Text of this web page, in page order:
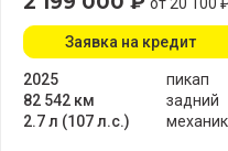
2025
82 542 км
2.7 л (107 л.с.)
пикап
задний
Заявка на кредит